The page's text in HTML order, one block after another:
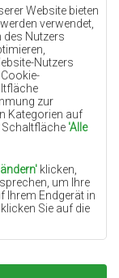
Website bieten
verwendet,
des Nutzers
Nutzers
zur
Kategorien auf
Schaltfläche 'Alle
klicken,
um Ihre
Ihrem Endgerät in
Sie auf die
Interesse des